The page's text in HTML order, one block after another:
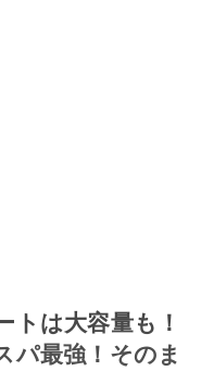
トは大容量も！
パ最強！そのま